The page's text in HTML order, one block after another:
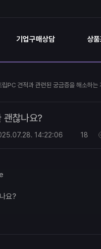
기업구매상담 상
립PC 견적과 관련된 궁금증을 해소하는
괜찮나요?
14:22:06 18
요?